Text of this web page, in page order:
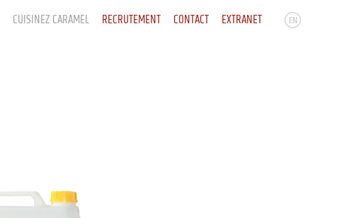
CUISINEZ CARAMEL RECRUTEMENT CONTACT EXTRANET